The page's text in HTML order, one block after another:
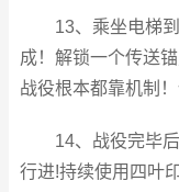
13、乘坐电梯
成！解锁一个传送
战役根本都靠机制
14、战役完毕
行进!持续使用四叶